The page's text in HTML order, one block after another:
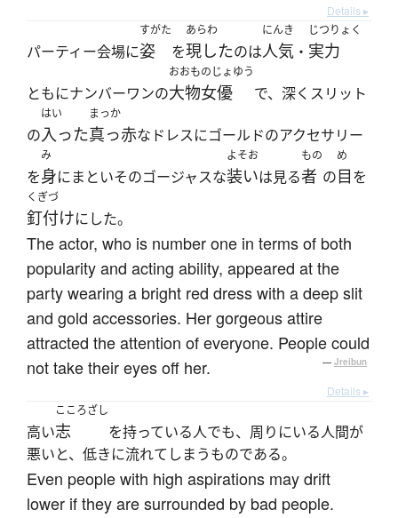
Details ▸
パーティー会場に
すがた
姿 を
あらわ
現したのは
にんき
人気 ・
じつりょく
実力
ともにナンバーワンの
おおものじょゆう
大物女優 で、深くスリット
の
はい
入った
まっか
真っ赤なドレスにゴールドのアクセサリー
を
み
身にまといそのゴージャスな
よそお
装いは見る
もの
者 の
め
目を
くぎづ
釘付けにした。
The actor, who is number one in terms of both
popularity and acting ability, appeared at the
party wearing a bright red dress with a deep slit
and gold accessories. Her gorgeous attire
attracted the attention of everyone. People could
not take their eyes off her.
— Jreibun
Details ▸
高い
こころざし
志
を持っている人でも、周りにいる人間が
悪いと、低きに流れてしまうものである。
Even people with high aspirations may drift
lower if they are surrounded by bad people.